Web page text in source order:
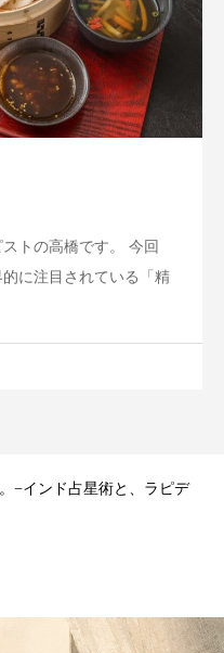
トの高橋です。 今回
に注目されている「精
−インド占星術と、ラピデ